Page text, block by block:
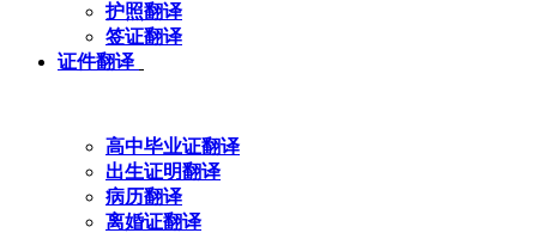
护照翻译
签证翻译
证件翻译
高中毕业证翻译
出生证明翻译
病历翻译
离婚证翻译